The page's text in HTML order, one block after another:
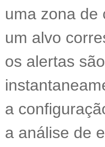
uma zona de
um alvo
os alertas
a
a análise de